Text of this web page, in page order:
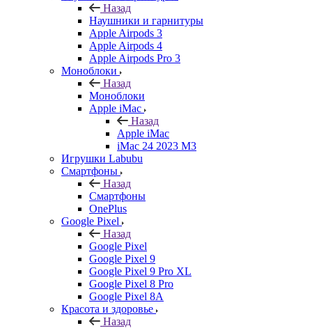
Назад
Наушники и гарнитуры
Apple Airpods 3
Apple Airpods 4
Apple Airpods Pro 3
Моноблоки
Назад
Моноблоки
Apple iMac
Назад
Apple iMac
iMac 24 2023 M3
Игрушки Labubu
Смартфоны
Назад
Смартфоны
OnePlus
Google Pixel
Назад
Google Pixel
Google Pixel 9
Google Pixel 9 Pro XL
Google Pixel 8 Pro
Google Pixel 8A
Красота и здоровье
Назад